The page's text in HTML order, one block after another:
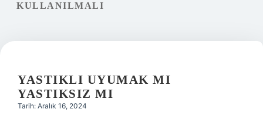
Hakkımızda
KULLANILMALI
YASTIKLI UYUMAK MI
YASTIKSIZ MI
Tarih: Aralık 16, 2024